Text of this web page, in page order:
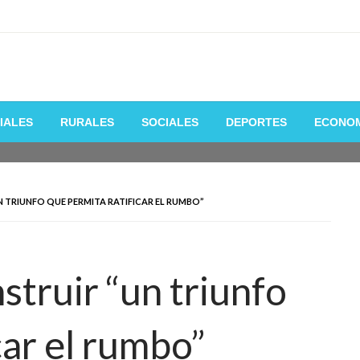
de la manera mas fácil y rápida
RURALES SOCIALES DEPORTES
QUE PERMITA RATIFICAR EL RUMBO”
“un triunfo
el rumbo”